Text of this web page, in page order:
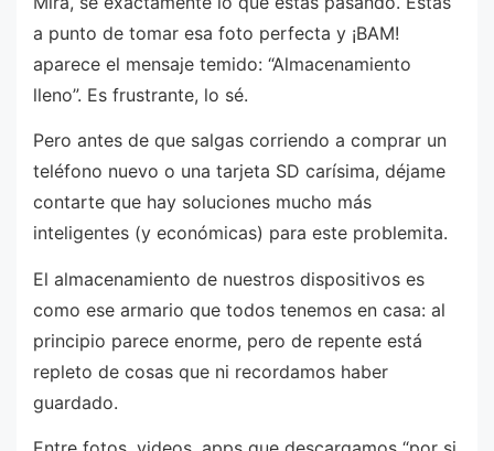
a punto de tomar esa foto perfecta y ¡BAM!
aparece el mensaje temido: “Almacenamiento
lleno”. Es frustrante, lo sé.
Pero antes de que salgas corriendo a comprar un
teléfono nuevo o una tarjeta SD carísima, déjame
contarte que hay soluciones mucho más
inteligentes (y económicas) para este problemita.
El almacenamiento de nuestros dispositivos es
como ese armario que todos tenemos en casa: al
principio parece enorme, pero de repente está
repleto de cosas que ni recordamos haber
guardado.